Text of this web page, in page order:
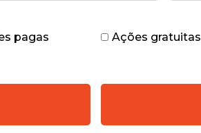
pagas
Ações gratuitas